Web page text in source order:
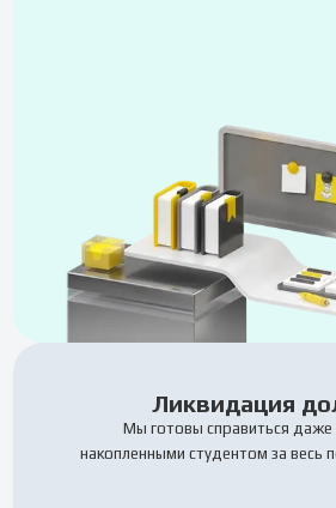
Ликвидация
Мы готовы справиться даже
накопленными студентом за весь